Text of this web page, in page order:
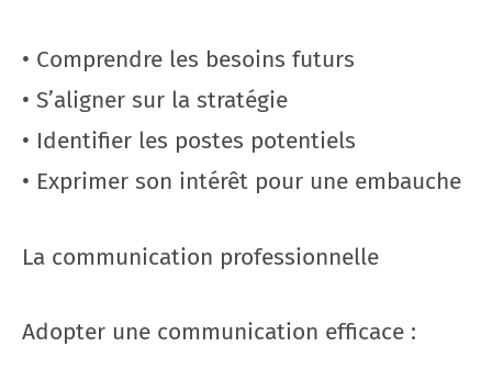
• Comprendre les besoins futurs
• S’aligner sur la stratégie
• Identifier les postes potentiels
• Exprimer son intérêt pour une embauche
La communication professionnelle
Adopter une communication efficace :